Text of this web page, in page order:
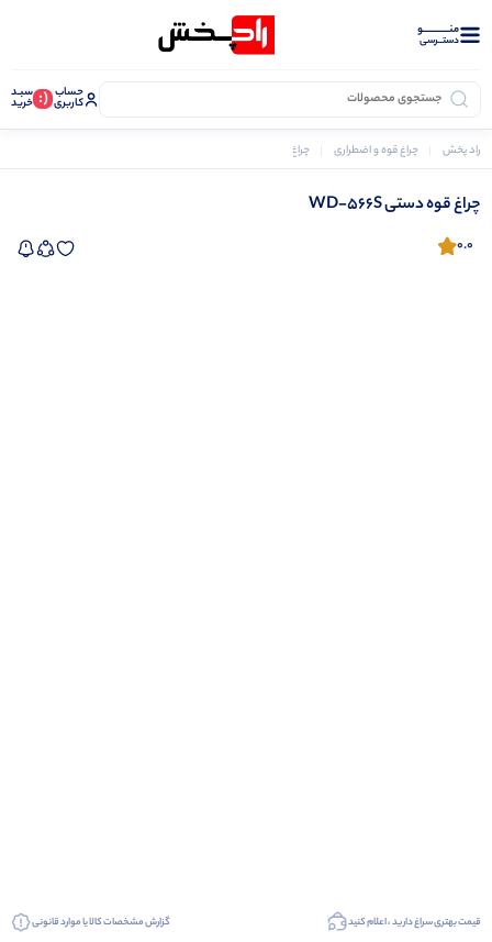
منــــــــــــو
دستــرسی
حساب
کاربری (: سبـد
خرید
راد پخش چراغ قوه و اضطراری چراغ قوه
چراغ قوه دستی WD-566S
0.0
قیمت بهتری سراغ دارید ، اعلام کنید گزارش مشخصات کالا یا موارد قانونی